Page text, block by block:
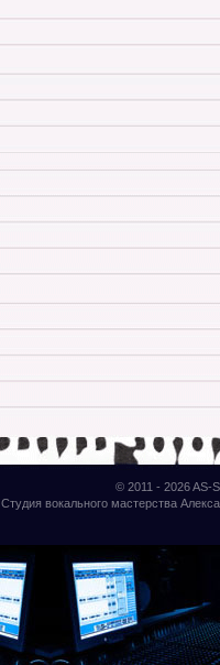
© 2011 - 2026AS-
Студия вокального мастерства